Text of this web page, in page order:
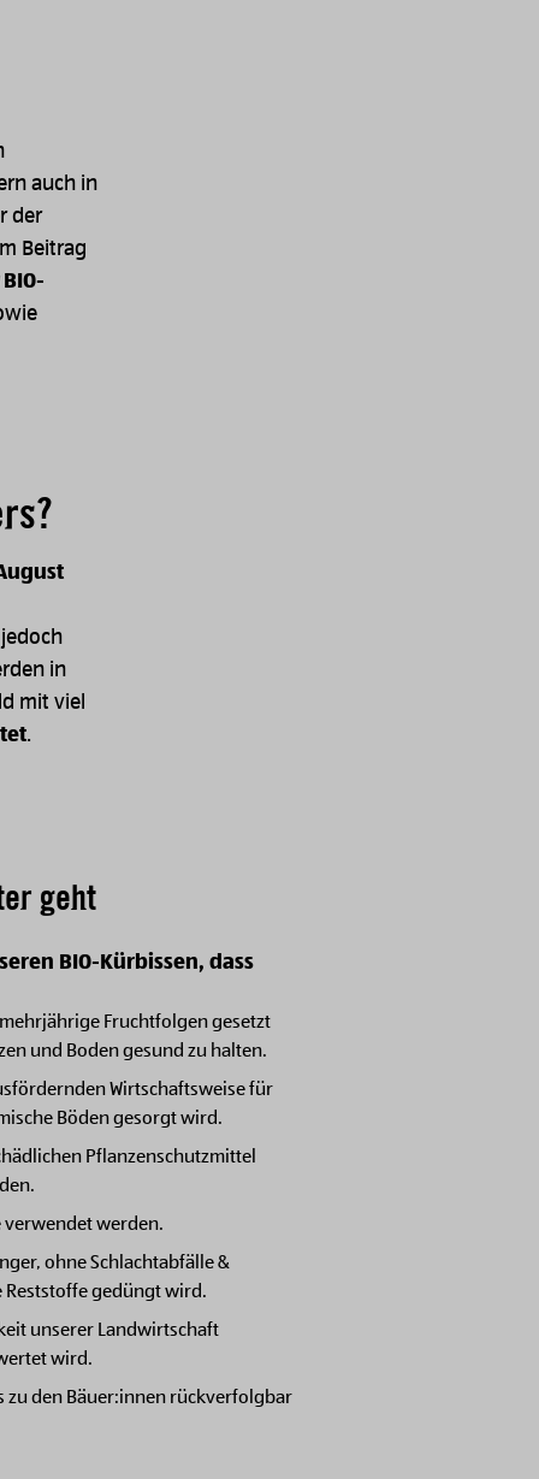
auch in
der
Beitrag
BIO-
jedoch
in
mit viel
.
geht
BIO-Kürbissen, dass
Fruchtfolgen gesetzt
und Boden gesund zu halten.
Wirtschaftsweise für
Böden gesorgt wird.
Pflanzenschutzmittel
verwendet werden.
ohne Schlachtabfälle &
Reststoffe gedüngt wird.
unserer Landwirtschaft
wird.
zu den Bäuer:innen rückverfolgbar